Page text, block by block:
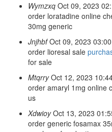
Wymzxq Oct 09, 2023
order loratadine online
30mg generic
Jnjhbf Oct 09, 2023
order lioresal sale
for sale
Mtqrry Oct 12, 2023
order amaryl 1mg online
us
Xdwioy Oct 13, 2023
order generic fosamax